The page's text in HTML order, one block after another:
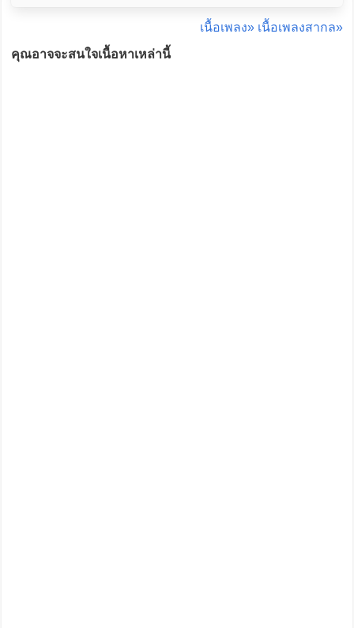
เนื้อเพลง» เนื้อเพลงสากล»
คุณอาจจะสนใจเนื้อหาเหล่านี้